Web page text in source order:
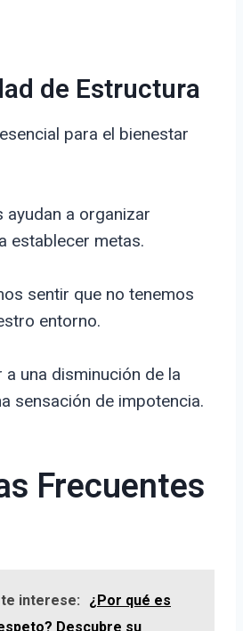
de Estructura
para el bienestar
ayudan a organizar
establecer metas.
sentir que no tenemos
entorno.
a una disminución de la
sensación de impotencia.
Frecuentes
interese:
¿Por qué es
Descubre su